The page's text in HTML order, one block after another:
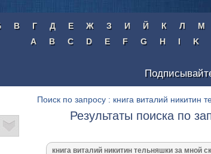
В Г Д Е Ж З И Й К Л М
A
B C D E F G H I K
Поиск по запросу : книга виталий никитин
Результаты поиска по